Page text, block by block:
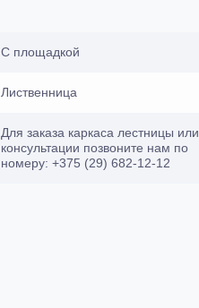
С площадкой
Лиственница
Для заказа каркаса лестницы или
консультации позвоните нам по
номеру: +375 (29) 682-12-12